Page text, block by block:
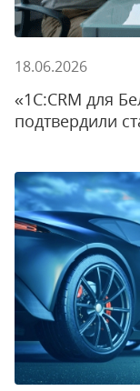
18.06.2026
«1С:CRM для
подтвердили